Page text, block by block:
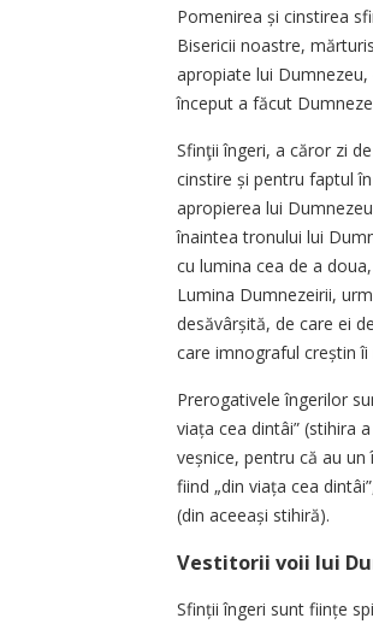
Pomenirea și cinstirea
Bisericii noastre,
apropiate lui
început a făcut
Sfinţii îngeri, a căror zi
cinstire și pentru faptul
apropierea lui
înaintea tronului lui
cu lumina cea de a
Lumina Dumnezeirii,
desăvârșită, de care ei
care imnograful creștin
Prerogativele îngerilor
viața cea dintâi” (stihira
veșnice, pentru că au
fiind „din viața cea
(din aceeași stihiră).
Vestitorii voii lui
Sfinții îngeri sunt ființe